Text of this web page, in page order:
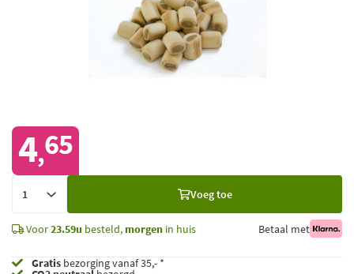
4,65
Voeg toe
Voor23.59u besteld, morgen in huis Betaal met
Gratis bezorging vanaf 35,- *